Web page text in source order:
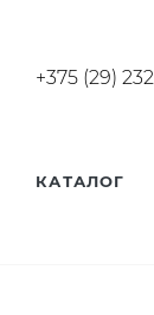
+375 (29)
КАТАЛОГ